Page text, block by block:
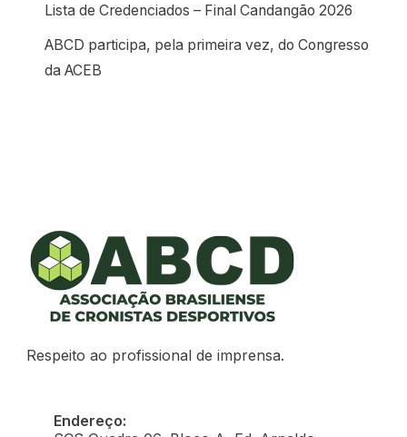
Lista de Credenciados – Final Candangão 2026
ABCD participa, pela primeira vez, do Congresso
da ACEB
Respeito ao profissional de imprensa.
Endereço: